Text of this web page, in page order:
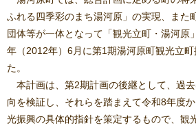
ふれる四季彩のまち湯河原」の実現、また
団体等が一体となって「観光立町・湯河原
年（2012年）6月に第1期湯河原町観光立
た。
本計画は、第2期計画の後継として、過
向を検証し、それらを踏まえて令和8年度
光振興の具体的指針を策定するもので、観